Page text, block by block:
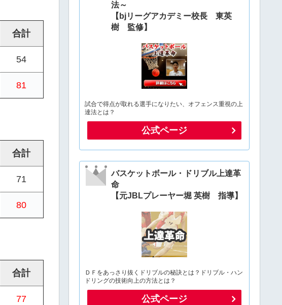
合計
54
81
合計
71
80
合計
77
法～
【bjリーグアカデミー校長 東英
樹 監修】
試合で得点が取れる選手になりたい、オフェンス重視の上
達法とは？
公式ページ
バスケットボール・ドリブル上達革
命
【元JBLプレーヤー堀 英樹 指導】
ＤＦをあっさり抜くドリブルの秘訣とは？ドリブル・ハン
ドリングの技術向上の方法とは？
公式ページ